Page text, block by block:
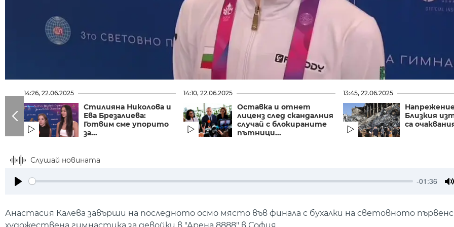
14:26, 22.06.2025
Стилияна Николова и
Ева Брезалиева:
Готвим сме упорито
за...
14:10, 22.06.2025
Оставка и отнет
лиценз след скандалния
случай с блокираните
пътници...
13:45, 22.06.2025
Близкия
са
Слушай новината
-01:36
Анастасия Калева завърши на последното осмо място във финала с бухалки на световното